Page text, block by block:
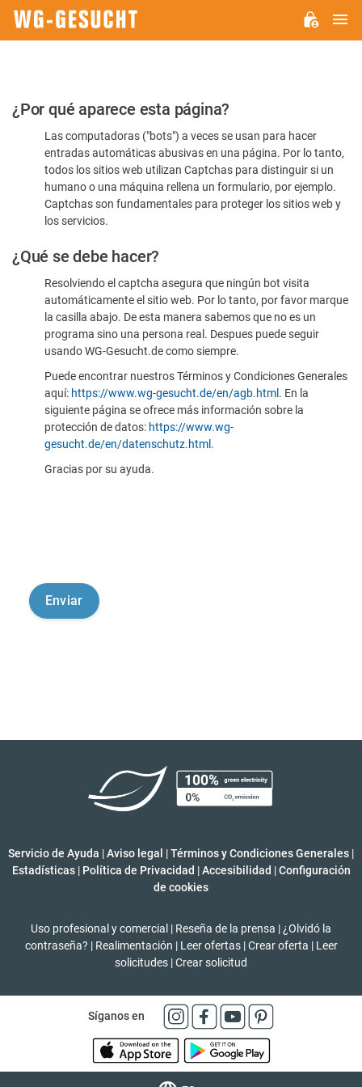
Por
favor,
confirme
humano
¿Por qué aparece esta página?
Las computadoras ("bots") a veces se usan para hacer
entradas automáticas abusivas en una página. Por lo tanto,
todos los sitios web utilizan Captchas para distinguir si un
humano o una máquina rellena un formulario, por ejemplo.
Captchas son fundamentales para proteger los sitios web y
los servicios.
¿Qué se debe hacer?
Resolviendo el captcha asegura que ningún bot visita
automáticamente el sitio web. Por lo tanto, por favor marque
la casilla abajo. De esta manera sabemos que no es un
programa sino una persona real. Despues puede seguir
usando WG-Gesucht.de como siempre.
Puede encontrar nuestros Términos y Condiciones Generales
aquí: https://www.wg-gesucht.de/en/agb.html . En la
siguiente página se ofrece más información sobre la
protección de datos: https://www.wg-
gesucht.de/en/datenschutz.html .
Gracias por su ayuda.
Servicio de Ayuda |Aviso legal |Términos y Condiciones Generales |
Estadísticas | Política de Privacidad | Accesibilidad | Configuración
de cookies
Uso profesional y comercial | Reseña de la prensa | ¿Olvidó la
contraseña? | Realimentación | Leer ofertas | Crear oferta | Leer
solicitudes |Crear solicitud
Síganos en